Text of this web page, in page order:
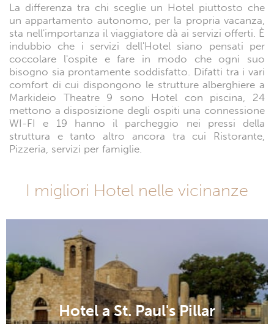
La differenza tra chi sceglie un Hotel piuttosto che
un appartamento autonomo, per la propria vacanza,
sta nell'importanza il viaggiatore dà ai servizi offerti. È
indubbio che i servizi dell'Hotel siano pensati per
coccolare l'ospite e fare in modo che ogni suo
bisogno sia prontamente soddisfatto. Difatti tra i vari
comfort di cui dispongono le strutture alberghiere a
Markideio Theatre 9 sono Hotel con piscina, 24
mettono a disposizione degli ospiti una connessione
WI-FI e 19 hanno il parcheggio nei pressi della
struttura e tanto altro ancora tra cui Ristorante,
Pizzeria, servizi per famiglie.
I migliori Hotel nelle vicinanze
Hotel a St. Paul's Pillar